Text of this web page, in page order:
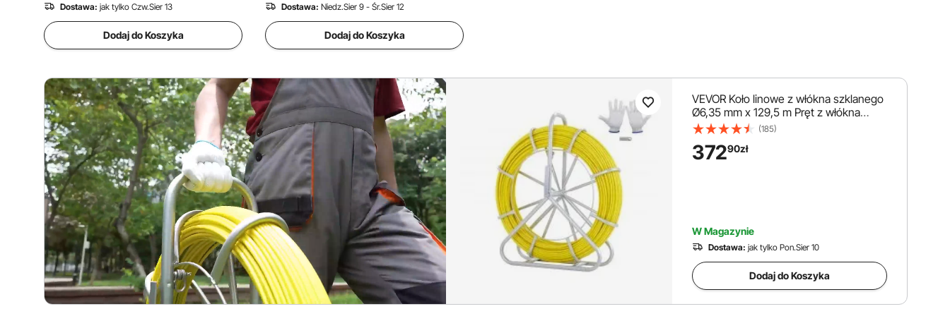
Dostawa: jak tylko Czw.Sier 13
Dodaj do Koszyka
Dostawa: Niedz.Sier 9 - Śr.Sier 12
Dodaj do Koszyka
VEVOR Koło linowe z włókna szklanego
Ø6,35 mm x 129,5 m Pręt z włókna
szklanego, w tym stalowe rękawice do
głowice ciągnące Taśma wędkarska
(185)
37290zł
W Magazynie
Dostawa: jak tylko Pon.Sier 10
Dodaj do Koszyka